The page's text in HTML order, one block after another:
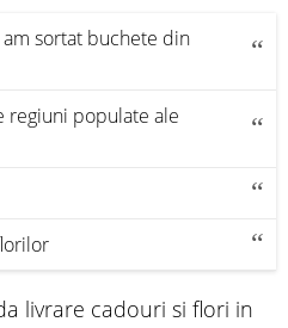
sortat buchete din
regiuni populate ale
livrare cadouri si flori in